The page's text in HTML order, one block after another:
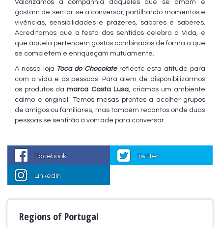
Valorizamos a companhia daqueles que se amam e
gostam de sentar-se a conversar, partilhando momentos e
vivências, sensibilidades e prazeres, sabores e saberes.
Acreditamos que a festa dos sentidos celebra a Vida, e
que àquela pertencem gostos combinados de forma a que
se completem e enriqueçam mutuamente.
A nossa loja Toca do Chocolatereflecte esta atitude para
com a vida e as pessoas. Para além de disponibilizarmos
os produtos damarca Casta Lusa, criámos um ambiente
calmo e original. Temos mesas prontas a acolher grupos
de amigos ou familiares, mas também recantos onde duas
pessoas se sentirão à vontade para conversar.
Facebook Twitter
LinkedIn
Regions of Portugal